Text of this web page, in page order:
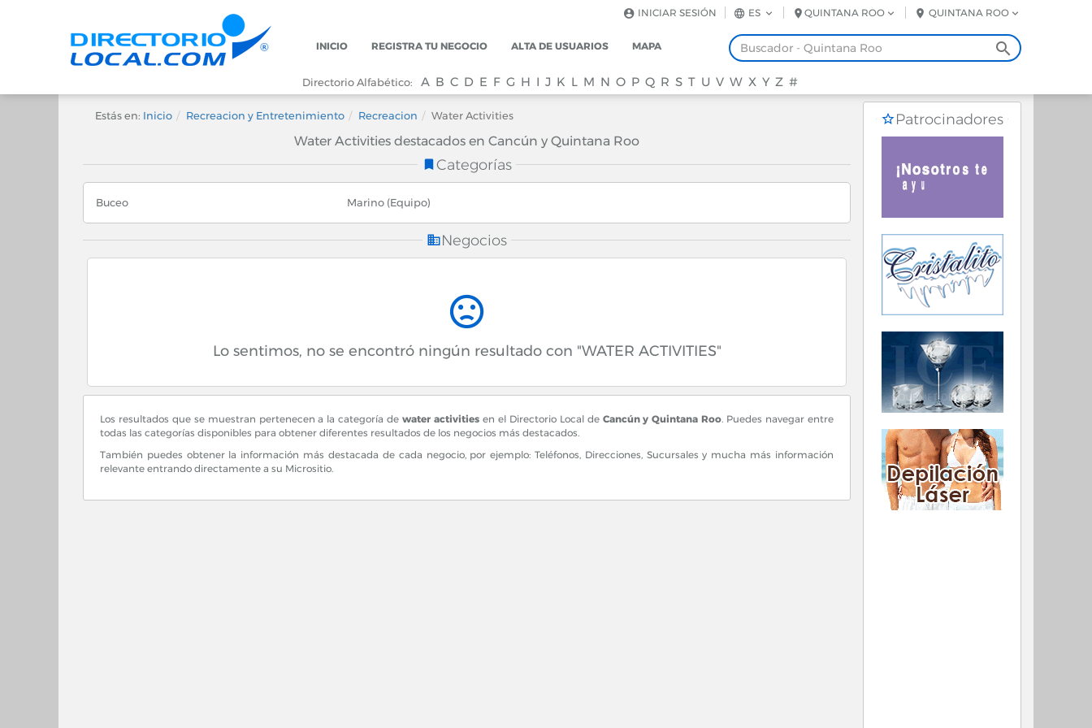
QUINTANA ROO
QUINTANA ROO
ES
INICIAR SESIÓN
INICIO REGISTRA TU NEGOCIO ALTA DE USUARIOS MAPA
Directorio Alfabético: A B C D E F G H I J K L M N O P Q R S T U V W X Y Z #
Estás en: Inicio Recreacion y Entretenimiento Recreacion Water Activities
Water Activities destacados en Cancún y Quintana Roo
Categorías
Buceo Marino (Equipo)
Negocios
Lo sentimos, no se encontró ningún resultado con "WATER ACTIVITIES"
Los resultados que se muestran pertenecen a la categoría dewater activities en el Directorio Local de Cancún y Quintana Roo . Puedes navegar entre
todas las categorías disponibles para obtener diferentes resultados de los negocios más destacados.
También puedes obtener la información más destacada de cada negocio, por ejemplo: Teléfonos, Direcciones, Sucursales y mucha más información
relevante entrando directamente a su Micrositio.
Patrocinadores